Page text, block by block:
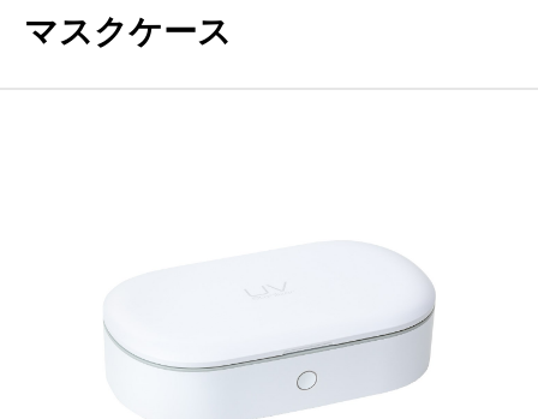
マスクケース